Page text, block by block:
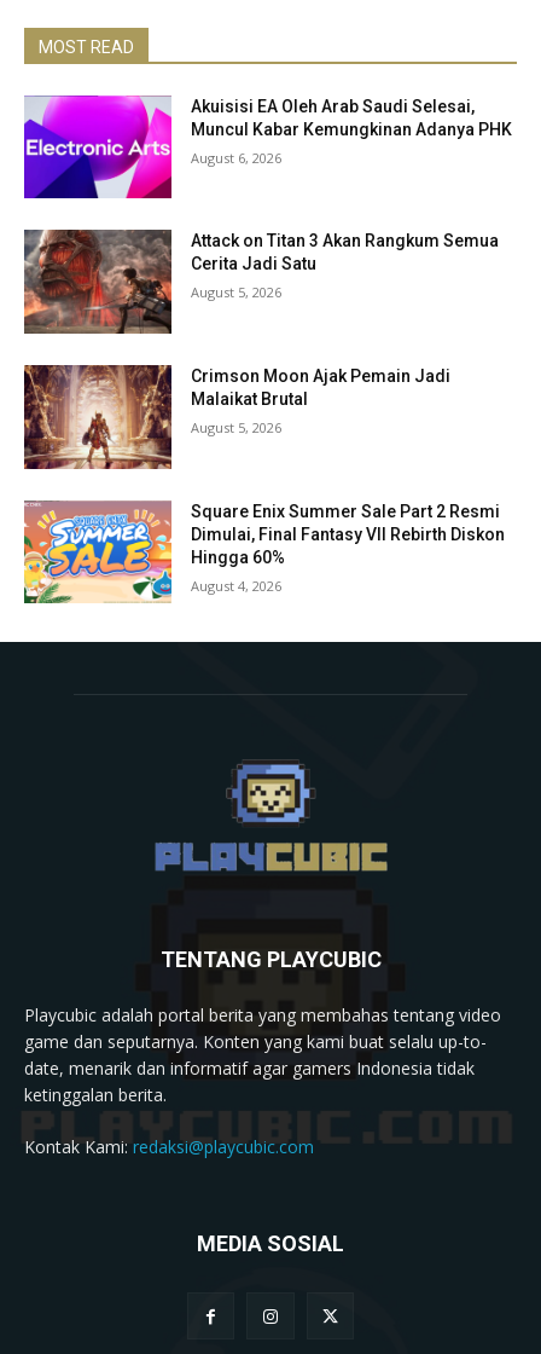
MOST READ
Akuisisi EA Oleh Arab Saudi Selesai,
Muncul Kabar Kemungkinan Adanya PHK
August 6, 2026
Attack on Titan 3 Akan Rangkum Semua
Cerita Jadi Satu
August 5, 2026
Crimson Moon Ajak Pemain Jadi
Malaikat Brutal
August 5, 2026
Square Enix Summer Sale Part 2 Resmi
Dimulai, Final Fantasy VII Rebirth Diskon
Hingga 60%
August 4, 2026
TENTANG PLAYCUBIC
Playcubic adalah portal berita yang membahas tentang video
game dan seputarnya. Konten yang kami buat selalu up-to-
date, menarik dan informatif agar gamers Indonesia tidak
ketinggalan berita.
Kontak Kami:redaksi@playcubic.com
MEDIA SOSIAL